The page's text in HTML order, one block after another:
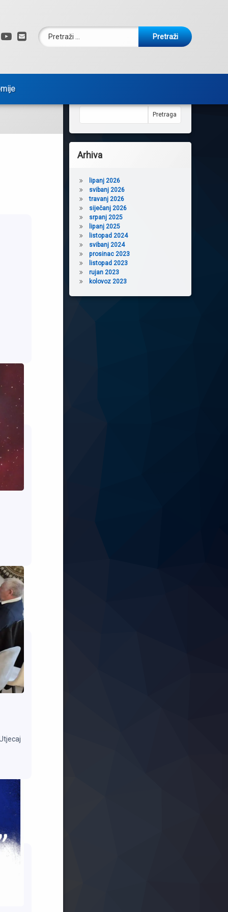
YouTube
E-mail
Pretraži:
Pretraga
Arhiva
lipanj 2026
svibanj 2026
travanj 2026
siječanj 2026
srpanj 2025
lipanj 2025
listopad 2024
svibanj 2024
prosinac 2023
listopad 2023
rujan 2023
kolovoz 2023